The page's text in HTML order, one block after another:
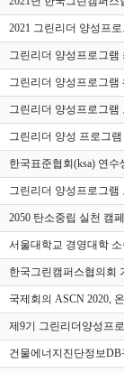
2021 그린리더 양성프
그린리더 양성프로그램
그린리더 양성프로그램
그린리더 양성프로그
그린리더 양성 프로그
한국표준협회(ksa) 연수
그린리더 양성프로그램
2050 탄소중립 실천 캠
서울대학교 경영대학
한국그린캠퍼스협의회
국제회의 ASCN 2020,
제9기 그린리더양성프
건물에너지진단정보